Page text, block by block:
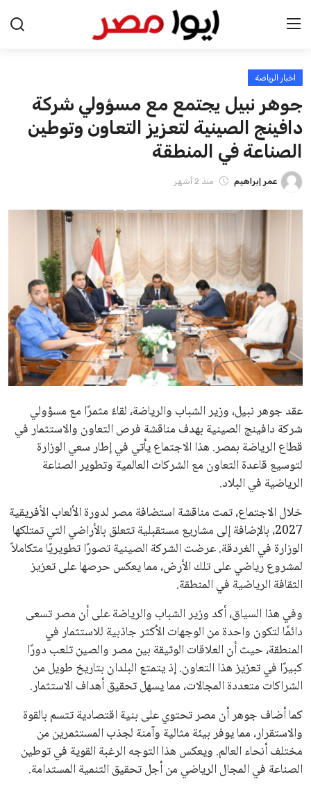
الرئيسية
اخبار مصر
عرب وعالم
اقتصاد
اخبار الرياضة
فن وثقافة
علوم وتكنولوجيا
المرأة والجمال
محافظات
اخبار الرياضة
جوهر نبيل يجتمع مع مسؤولي شركة
دافينج الصينية لتعزيز التعاون وتوطين
الصناعة في المنطقة
عمر إبراهيم منذ 2 أشهر
عقد جوهر نبيل، وزير الشباب والرياضة، لقاءً مثمرًا مع مسؤولي
شركة دافينج الصينية بهدف مناقشة فرص التعاون والاستثمار في
قطاع الرياضة بمصر. هذا الاجتماع يأتي في إطار سعي الوزارة
لتوسيع قاعدة التعاون مع الشركات العالمية وتطوير الصناعة
الرياضية في البلاد.
خلال الاجتماع، تمت مناقشة استضافة مصر لدورة الألعاب الأفريقية
2027، بالإضافة إلى مشاريع مستقبلية تتعلق بالأراضي التي تمتلكها
الوزارة في الغردقة. عرضت الشركة الصينية تصورًا تطويريًا متكاملاً
لمشروع رياضي على تلك الأرض، مما يعكس حرصها على تعزيز
الثقافة الرياضية في المنطقة.
وفي هذا السياق، أكد وزير الشباب والرياضة على أن مصر تسعى
دائمًا لتكون واحدة من الوجهات الأكثر جاذبية للاستثمار في
المنطقة، حيث أن العلاقات الوثيقة بين مصر والصين تلعب دورًا
كبيرًا في تعزيز هذا التعاون. إذ يتمتع البلدان بتاريخ طويل من
الشراكات متعددة المجالات، مما يسهل تحقيق أهداف الاستثمار.
كما أضاف جوهر أن مصر تحتوي على بنية اقتصادية تتسم بالقوة
والاستقرار، مما يوفر بيئة مثالية وآمنة لجذب المستثمرين من
مختلف أنحاء العالم. ويعكس هذا التوجه الرغبة القوية في توطين
الصناعة في المجال الرياضي من أجل تحقيق التنمية المستدامة.